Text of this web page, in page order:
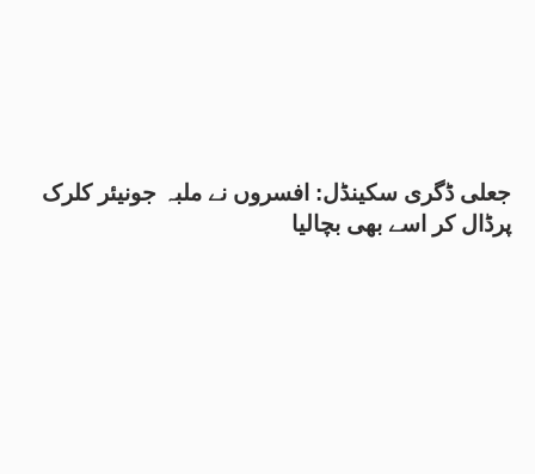
جعلی ڈگری سکینڈل: افسروں نے ملبہ جونیئر کلرک
پرڈال کر اسے بھی بچالیا